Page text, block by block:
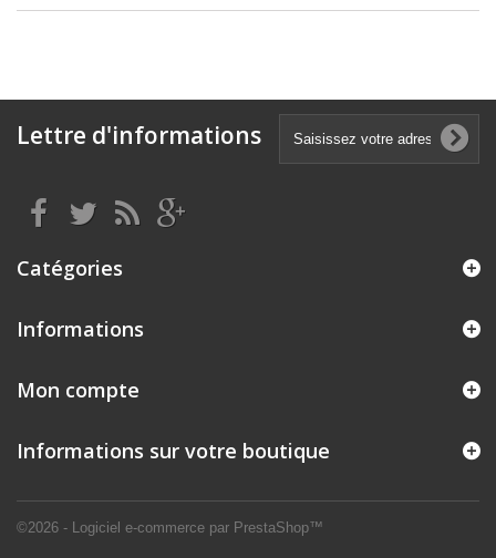
Lettre d'informations
Catégories
Informations
©2026 - Logiciel e-commerce par PrestaShop™
Mon compte
Informations sur votre boutique